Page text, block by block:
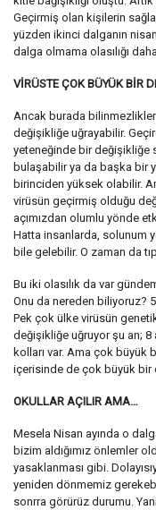
Geçirmiş olan kişilerin
yüzden ikinci dalganın
dalga olmama olasılığı
VİRÜSTE ÇOK BÜYÜK BİR
Ancak burada bilinmezlikler
değişikliğe uğrayabilir.
yeteneğinde bir değişikliğe
bulaşabilir ya da başka bir
birinciden yüksek olabilir.
virüsün geçirmiş olduğu
açımızdan olumlu yönde
Hatta insanlarda, solunum
bile gelebilir. O zaman da
Bu iki olasılık da var
Onu da nereden biliyoruz?
Pek çok ülke virüsün genetik
değişikliğe uğruyor şu an; 8
kolları var. Ama çok büyük
içerisinde de çok büyük bir
OKULLAR AÇILIR AMA…
Mesela Nisan ayında o
bizim aldığımız önlemler
yasaklanması gibi.
yeniden dönmemiz
sonrra görürüz durumu.